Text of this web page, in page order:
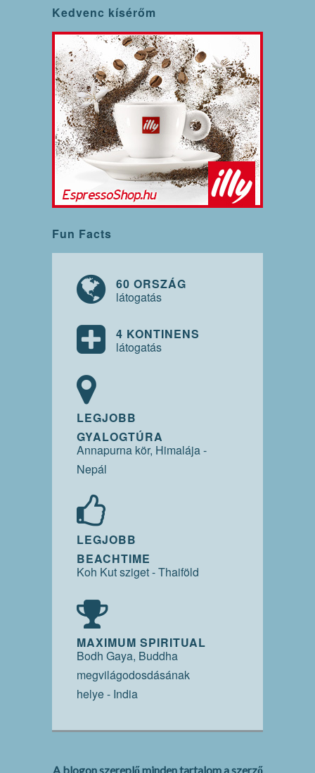
Kedvenc kísérőm
Fun Facts
60 ORSZÁG
látogatás
4 KONTINENS
látogatás
LEGJOBB
GYALOGTÚRA
Annapurna kör, Himalája -
Nepál
LEGJOBB
BEACHTIME
Koh Kut sziget - Thaiföld
MAXIMUM SPIRITUAL
Bodh Gaya, Buddha
megvilágodosdásának
helye - India
A blogon szereplő minden tartalom a szerző